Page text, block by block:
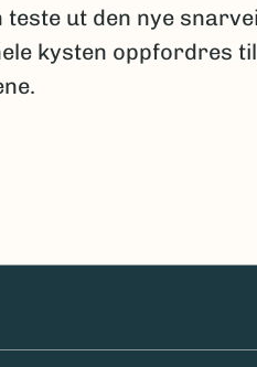
ut den nye
kysten oppfordres